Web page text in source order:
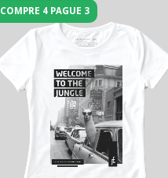
COMPRE 4 PAGUE 3